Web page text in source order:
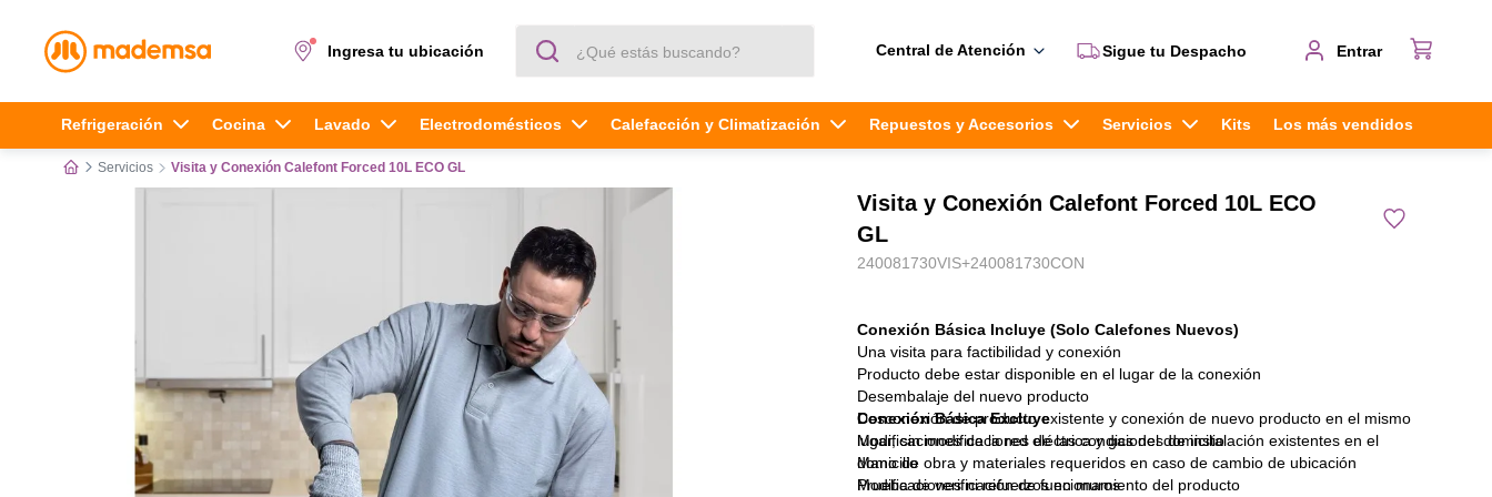
Ingresa tu ubicación
Términos más buscados
1. cocina 4 platos
Central de Atención Sigue tu Despacho Entrar
Refrigeración Cocina Lavado Electrodomésticos Calefacción y Climatización Repuestos y Accesorios Servicios Kits Los más vendidos
Servicios Visita y Conexión Calefont Forced 10L ECO GL
Visita y Conexión Calefont Forced 10L ECO
GL
240081730VIS+240081730CON
Conexión Básica Incluye (Solo Calefones Nuevos)
Una visita para factibilidad y conexión
Producto debe estar disponible en el lugar de la conexión
Desembalaje del nuevo producto
Desconexión de producto existente y conexión de nuevo producto en el mismo
lugar, sin modificaciones de las condiciones de instalación existentes en el
domicilio
Prueba de verificación de funcionamiento del producto
Conexión Básica Excluye
Modificaciones de la red eléctrica y gas del domicilio
Mano de obra y materiales requeridos en caso de cambio de ubicación
Modificaciones ni refuerzos en muros